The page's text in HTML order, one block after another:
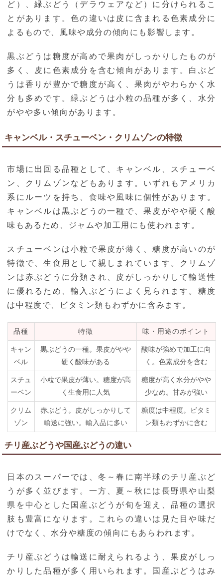
ど）、緑ぶどう（デラウェアなど）に分けられるこ
とがあります。色の違いは皮に含まれる色素成分に
よるもので、風味や成分の傾向にも影響します。
黒ぶどうは糖度が高めで果肉がしっかりしたものが
多く、皮に色素成分を含む傾向があります。白ぶど
うは香りが豊かで糖度が高く、果肉がやわらかく水
分も多めです。緑ぶどうは小粒の品種が多く、水分
がやや多い傾向があります。
キャンベル・スチューベン・クリムゾンの特徴
市場に出回る品種として、キャンベル、スチューベ
ン、クリムゾンなどもあります。いずれもアメリカ
系にルーツを持ち、食味や風味に個性があります。
キャンベルは黒ぶどうの一種で、果皮がやや硬く酸
味もあるため、ジャムや加工用にも使われます。
スチューベンは小粒で果皮が薄く、糖度が高いのが
特徴で、生食用として親しまれています。クリムゾ
ンは赤ぶどうに分類され、皮がしっかりして輸送性
に優れるため、輸入ぶどうによく見られます。糖度
は中程度で、ビタミン類もわずかに含みます。
品種 特徴 味・用途のポイント
キャン
ベル
黒ぶどうの一種。果皮がやや
硬く酸味がある
酸味が強めで加工に向
く。色素成分を含む
スチュ
ーベン
小粒で果皮が薄い。糖度が高
く生食用に人気
糖度が高く水分がやや
少なめ。甘みが強い
クリム
ゾン
赤ぶどう。皮がしっかりして
輸送に強い。輸入品に多い
糖度は中程度。ビタミ
ン類もわずかに含む
チリ産ぶどうや国産ぶどうの違い
日本のスーパーでは、冬～春に南半球のチリ産ぶど
うが多く並びます。一方、夏～秋には長野県や山梨
県を中心とした国産ぶどうが旬を迎え、品種の選択
肢も豊富になります。これらの違いは見た目や味だ
けでなく、水分や糖度の傾向にもあらわれます。
チリ産ぶどうは輸送に耐えられるよう、果皮がしっ
かりした品種が多く用いられます。国産ぶどうはみ